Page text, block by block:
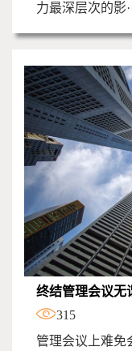
力最深层次的影
终结管理会议无
315
管理会议上难免